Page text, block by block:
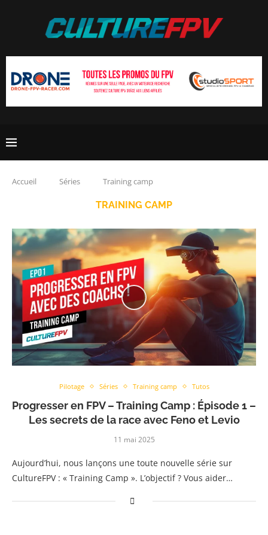
Accueil Séries Training camp
TRAINING CAMP
Pilotage Séries Training camp Tutos
Progresser en FPV – Training Camp : Épisode 1 –
Les secrets de la race avec Feno et Levio
11 mai 2025
Aujourd’hui, nous lançons une toute nouvelle série sur
CultureFPV : « Training Camp ». L’objectif ? Vous aider…